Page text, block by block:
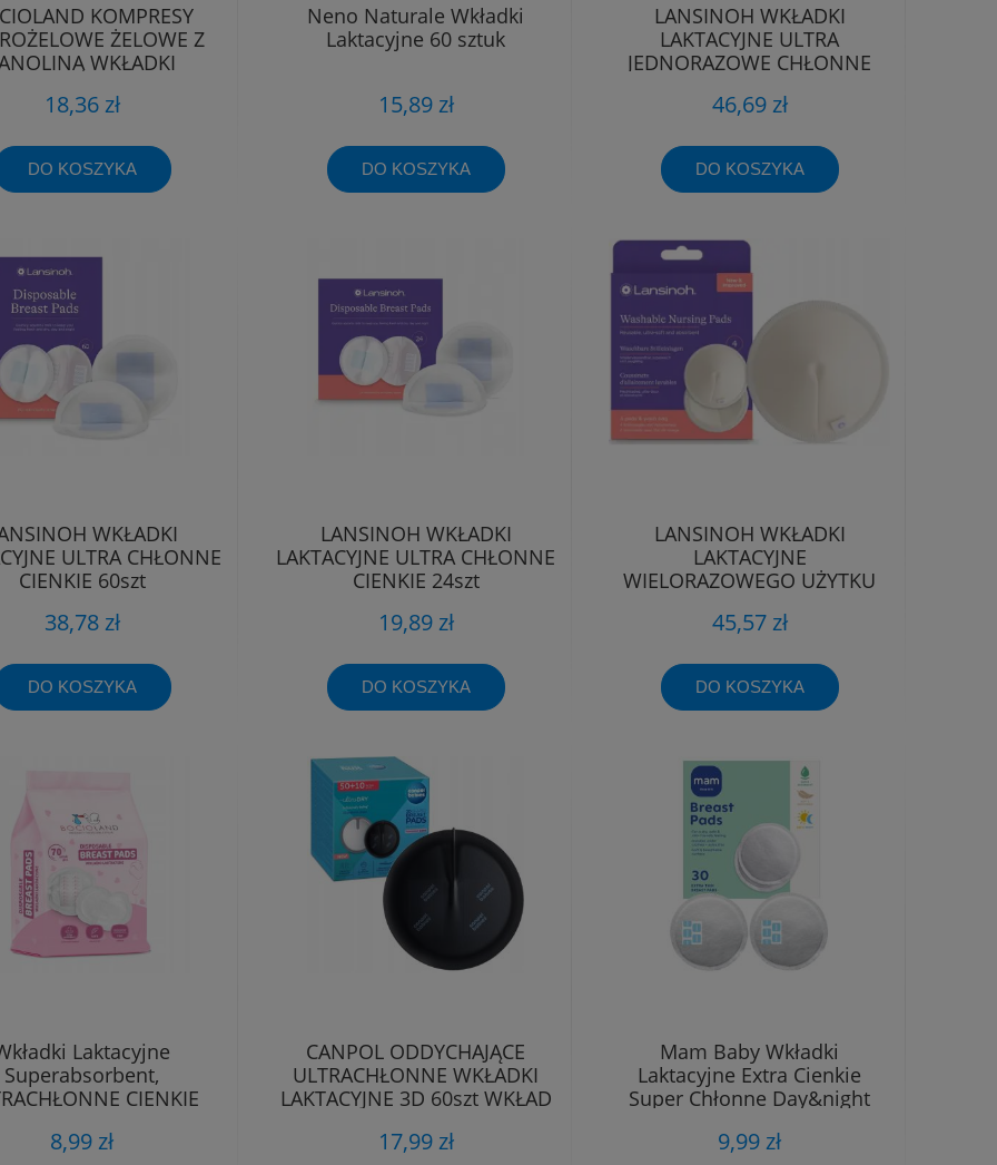
KOMPRESY
ŻELOWE Z
WKŁADKI
18,36 zł
DO KOSZYKA
Neno Naturale Wkładki
Laktacyjne 60 sztuk
15,89 zł
DO KOSZYKA
LANSINOH WKŁADKI
LAKTACYJNE ULTRA
JEDNORAZOWE CHŁONNE
46,69 zł
DO KOSZYKA
WKŁADKI
ULTRA CHŁONNE
CIENKIE 60szt
38,78 zł
DO KOSZYKA
LANSINOH WKŁADKI
LAKTACYJNE ULTRA CHŁONNE
CIENKIE 24szt
19,89 zł
DO KOSZYKA
LANSINOH WKŁADKI
LAKTACYJNE
WIELORAZOWEGO UŻYTKU
45,57 zł
DO KOSZYKA
Laktacyjne
Superabsorbent,
CIENKIE
8,99 zł
CANPOL ODDYCHAJĄCE
ULTRACHŁONNE WKŁADKI
LAKTACYJNE 3D 60szt WKŁAD
17,99 zł
Mam Baby Wkładki
Laktacyjne Extra Cienkie
Super Chłonne Day&night
9,99 zł